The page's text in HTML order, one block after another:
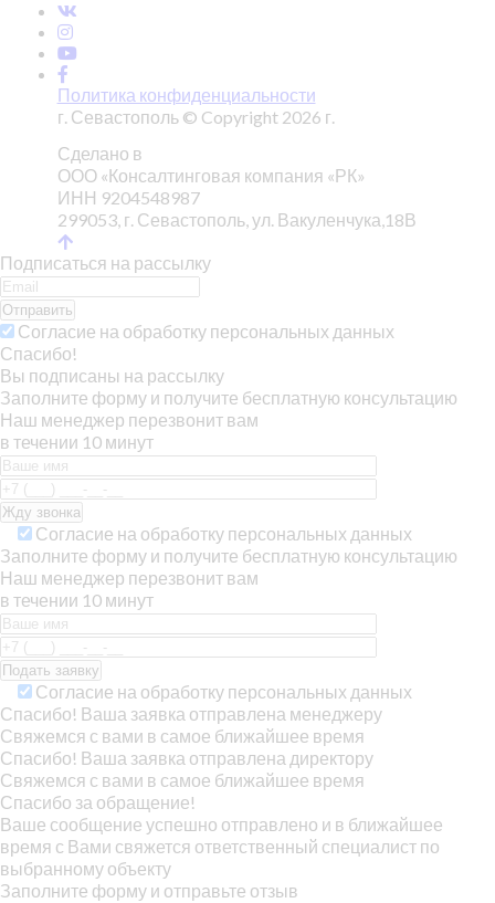
Политика конфиденциальности
г. Севастополь © Copyright 2026 г.
Сделано в
ООО «Консалтинговая компания «РК»
ИНН 9204548987
299053, г. Севастополь, ул. Вакуленчука,18В
Подписаться на рассылку
Отправить
Согласие на обработку персональных данных
Спасибо!
Вы подписаны на рассылку
Заполните форму и получите бесплатную консультацию
Наш менеджер перезвонит вам
в течении 10 минут
Согласие на обработку персональных данных
Заполните форму и получите бесплатную консультацию
Наш менеджер перезвонит вам
в течении 10 минут
Согласие на обработку персональных данных
Спасибо! Ваша заявка отправлена менеджеру
Свяжемся с вами в самое ближайшее время
Спасибо! Ваша заявка отправлена директору
Свяжемся с вами в самое ближайшее время
Спасибо за обращение!
Ваше сообщение успешно отправлено и в ближайшее
время с Вами свяжется ответственный специалист по
выбранному объекту
Заполните форму и отправьте отзыв